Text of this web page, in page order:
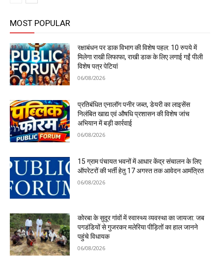
MOST POPULAR
रक्षाबंधन पर डाक विभाग की विशेष पहल: 10 रुपये में
मिलेगा राखी लिफाफा, राखी डाक के लिए लगाई गईं पीली
विशेष पत्र पेटियां
06/08/2026
प्रतिबंधित एनालॉग पनीर जब्त, डेयरी का लाइसेंस
निलंबित खाद्य एवं औषधि प्रशासन की विशेष जांच
अभियान में बड़ी कार्रवाई
06/08/2026
15 ग्राम पंचायत भवनों में आधार केंद्र संचालन के लिए
ऑपरेटरों की भर्ती हेतु 17 अगस्त तक आवेदन आमंत्रित
06/08/2026
कोरबा के सुदूर गांवों में स्वास्थ्य व्यवस्था का जायजा: जब
पगडंडियों से गुजरकर मलेरिया पीड़ितों का हाल जानने
पहुंचे विधायक
06/08/2026